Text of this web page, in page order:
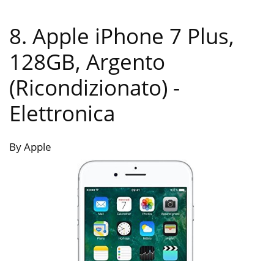
8. Apple iPhone 7 Plus,
128GB, Argento
(Ricondizionato) -
Elettronica
By Apple